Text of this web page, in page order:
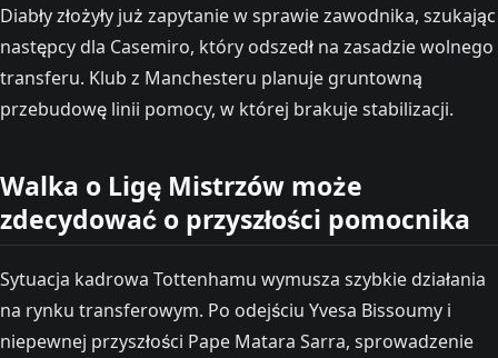
Diabły złożyły już zapytanie w sprawie zawodnika, szukając
następcy dla Casemiro, który odszedł na zasadzie wolnego
transferu. Klub z Manchesteru planuje gruntowną
przebudowę linii pomocy, w której brakuje stabilizacji.
Walka o Ligę Mistrzów może
zdecydować o przyszłości pomocnika
Sytuacja kadrowa Tottenhamu wymusza szybkie działania
na rynku transferowym. Po odejściu Yvesa Bissoumy i
niepewnej przyszłości Pape Matara Sarra, sprowadzenie